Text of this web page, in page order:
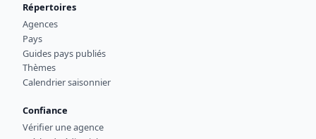
Répertoires
Agences
Pays
Guides pays publiés
Thèmes
Calendrier saisonnier
Confiance
Vérifier une agence